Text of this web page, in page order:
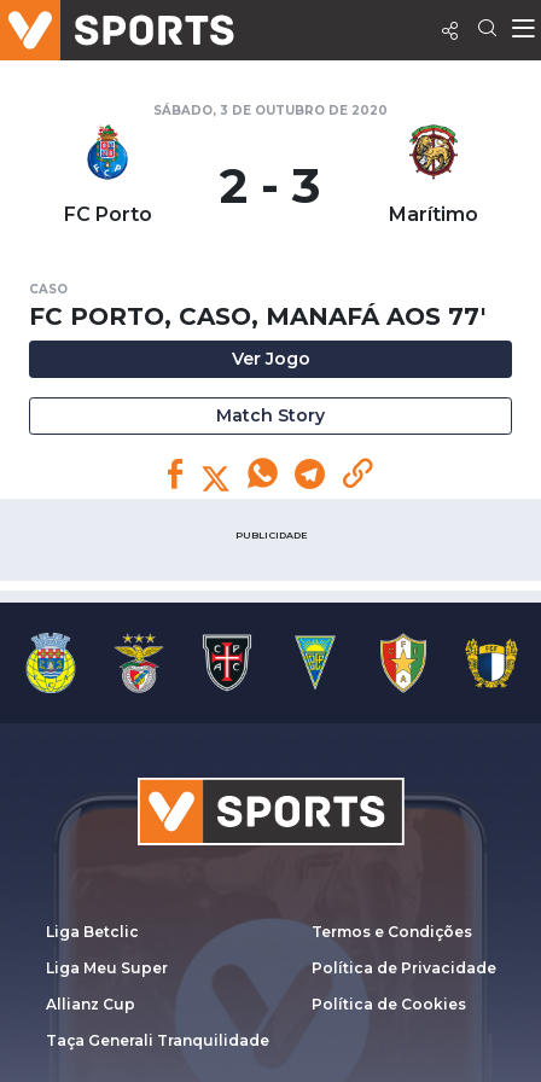
SÁBADO, 3 DE OUTUBRO DE 2020
FC Porto 2 - 3 Marítimo
CASO
FC PORTO, CASO, MANAFÁ AOS 77'
Ver Jogo
Match Story
PUBLICIDADE
Liga Betclic
Liga Meu Super
Allianz Cup
Taça Generali Tranquilidade
Termos e Condições
Política de Privacidade
Política de Cookies